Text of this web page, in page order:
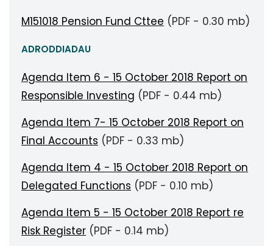
M151018 Pension Fund Cttee (PDF - 0.30 mb)
ADRODDIADAU
Agenda Item 6 - 15 October 2018 Report on
Responsible Investing (PDF - 0.44 mb)
Agenda Item 7- 15 October 2018 Report on
Final Accounts (PDF - 0.33 mb)
Agenda Item 4 - 15 October 2018 Report on
Delegated Functions (PDF - 0.10 mb)
Agenda Item 5 - 15 October 2018 Report re
Risk Register (PDF - 0.14 mb)